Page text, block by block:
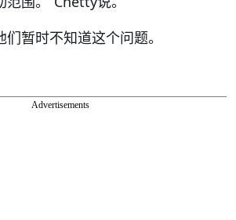
暂时不知道这个问题。
Advertisements